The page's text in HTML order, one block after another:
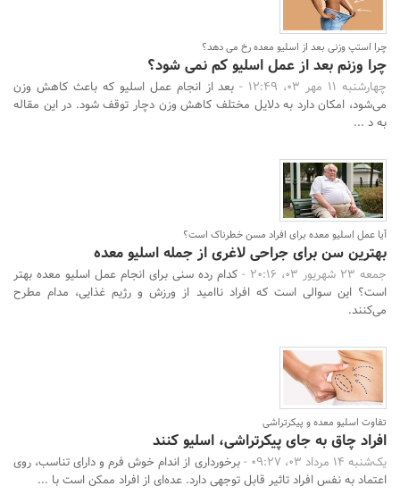
چرا استپ وزنی بعد از اسلیو معده رخ می دهد؟
چرا وزنم بعد از عمل اسلیو کم نمی شود؟
چهارشنبه 11 مهر 03، 12:49 -
بعد از انجام عمل اسلیو که باعث کاهش وزن
می‌شود، امکان دارد به دلایل مختلف کاهش وزن دچار توقف ‌شود. در این مقاله
به د ...
آیا عمل اسلیو معده برای افراد مسن خطرناک است؟
بهترین سن برای جراحی لاغری از جمله اسلیو معده
جمعه 23 شهریور 03، 20:16 -
کدام رده سنی برای انجام عمل اسلیو معده بهتر
است؟ این سوالی است که افراد ناامید از ورزش و رژیم غذایی، مدام مطرح
می‌کنند.
تفاوت اسلیو معده و پیکرتراشی
افراد چاق به جای پیکرتراشی، اسلیو کنند
یک‌شنبه 14 مرداد 03، 09:27 -
برخورداری از اندام خوش فرم و دارای تناسب، روی
اعتماد به نفس افراد تاثیر قابل توجهی دارد. عده‌ای از افراد ممکن است با ...